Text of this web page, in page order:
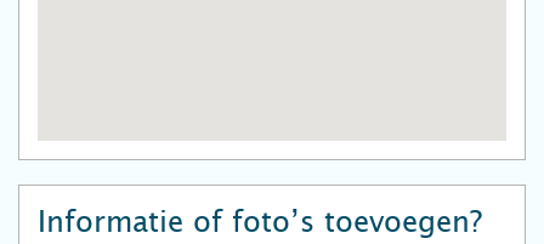
Informatie of foto’s toevoegen?